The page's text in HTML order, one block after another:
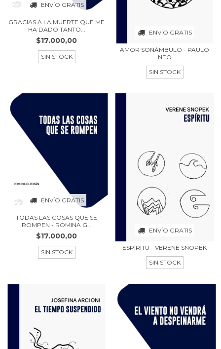
ENVÍO GRATIS
GRACIAS A LA MUERTE QUE ME
HA DADO TANTO...
$17.000,00
SIN STOCK
ENVÍO GRATIS
AMOR SONÁMBULO - PAULO
NEO
SIN STOCK
ENVÍO GRATIS
TODAS LAS COSAS QUE SE
ROMPEN - ROMINA G...
$17.000,00
SIN STOCK
ENVÍO GRATIS
ESPÍRITU - VERENE SNOPEK
SIN STOCK